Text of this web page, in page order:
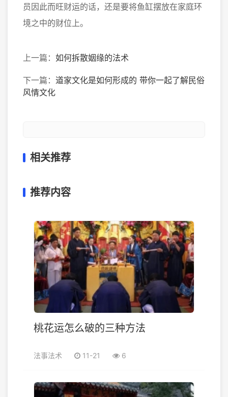
员因此而旺财运的话，还是要将鱼缸摆放在家庭环
境之中的财位上。
上一篇： 如何拆散姻缘的法术
下一篇： 道家文化是如何形成的 带你一起了解民俗
风情文化
相关推荐
推荐内容
桃花运怎么破的三种方法
法事法术 11-21 6